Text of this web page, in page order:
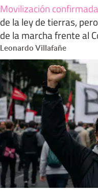
Movilización confirmada
de la ley de tierras,
de la marcha frente al
Leonardo Villafañe